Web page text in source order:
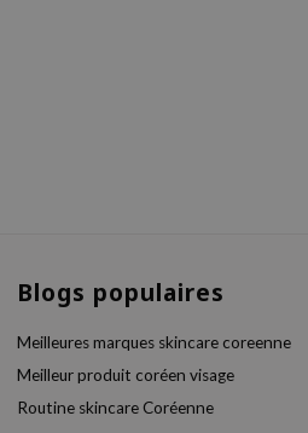
Blogs populaires
Meilleures marques skincare coreenne
Meilleur produit coréen visage
Routine skincare Coréenne